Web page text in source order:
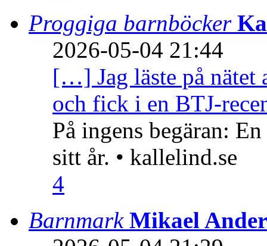
Proggiga barnböcker
2026-05-04 21:44
[…] Jag läste på nätet
och fick i en BTJ-
På ingens begäran:
sitt år. • kallelind.se
4
Barnmark Mikael